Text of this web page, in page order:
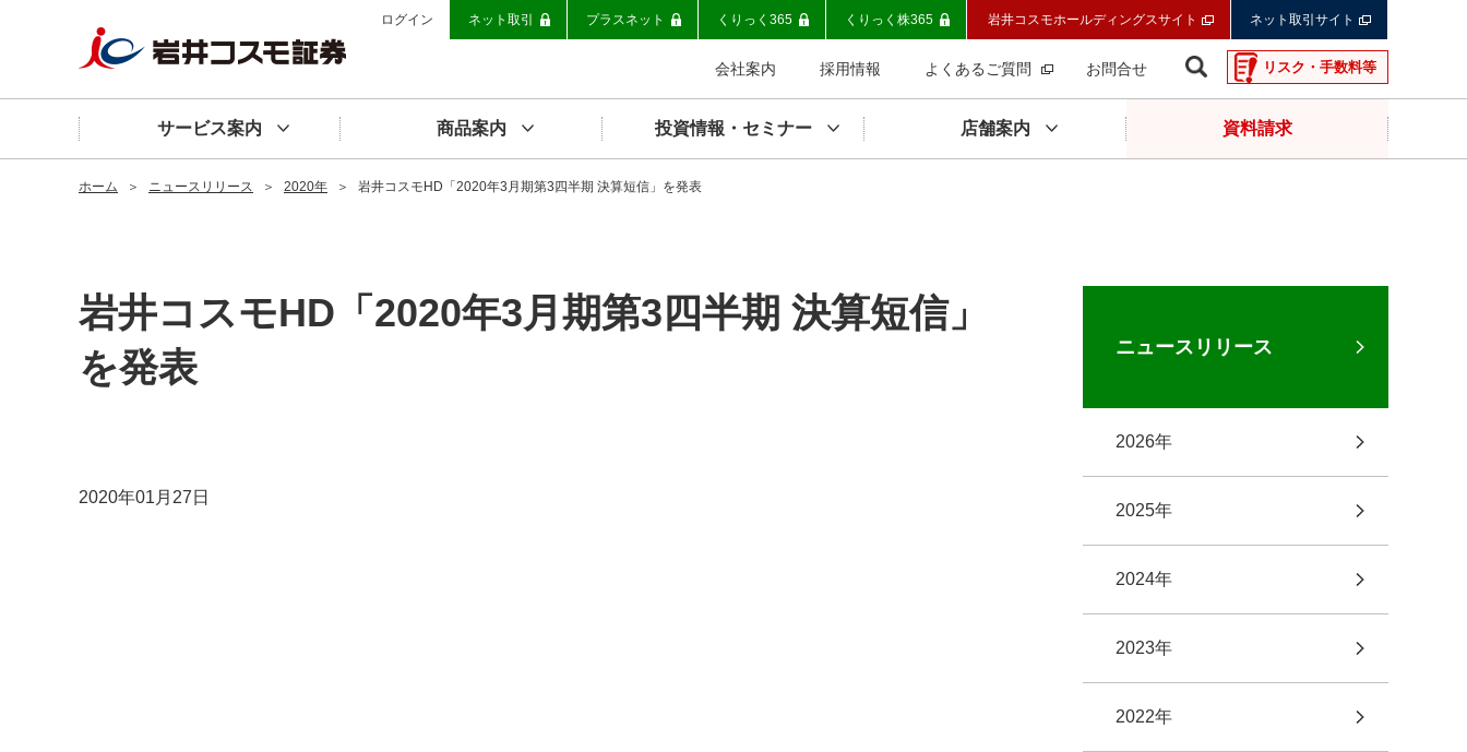
ログイン ネット取引 プラスネット くりっく365 くりっく株365 岩井コスモホールディングスサイト ネット取引サイト
会社案内 採用情報 よくあるご質問 お問合せ リスク・手数料等
サービス案内 商品案内 投資情報・セミナー 店舗案内 資料請求
ホーム ＞ ニュースリリース ＞ 2020年 ＞ 岩井コスモHD「2020年3月期第3四半期 決算短信」を発表
岩井コスモHD「2020年3月期第3四半期 決算短信」
を発表
2020年01月27日
ニュースリリース
2026年
2025年
2024年
2023年
2022年